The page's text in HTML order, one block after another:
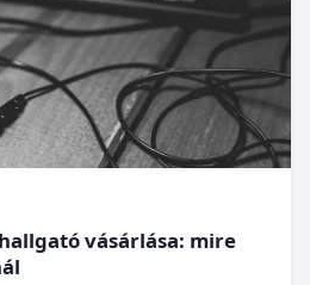
vásárlása: mire